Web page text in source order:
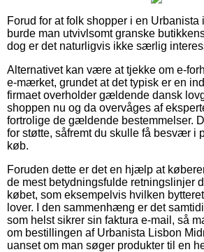
Forud for at folk shopper i en Urbanista
burde man utvivlsomt granske
dog er det naturligvis ikke særlig
Alternativet kan være at tjekke om e-
e-mærket, grundet at det typisk er en
firmaet overholder gældende dansk
shoppen nu og da overvåges af
fortrolige de gældende bestemmelser.
for støtte, såfremt du skulle få besvær i
køb.
Foruden dette er det en hjælp at
de mest betydningsfulde retningslinjer
købet, som eksempelvis hvilken
lover. I den sammenhæng er det
som helst sikrer sin faktura e-mail, så
om bestillingen af Urbanista Lisbon
uanset om man søger produkter til en